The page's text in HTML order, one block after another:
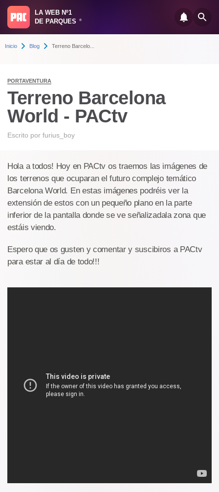
LA WEB Nº1
DE PARQUES
®
Inicio Blog Terreno Barcelo...
PORTAVENTURA
Terreno Barcelona
World - PACtv
Escrito por furius_boy
Hola a todos! Hoy en PACtv os traemos las imágenes de
los terrenos que ocuparan el futuro complejo temático
Barcelona World. En estas imágenes podréis ver la
extensión de estos con un pequeño plano en la parte
inferior de la pantalla donde se ve señalizadala zona que
estáis viendo.
Espero que os gusten y comentar y suscibiros a PACtv
para estar al día de todo!!!